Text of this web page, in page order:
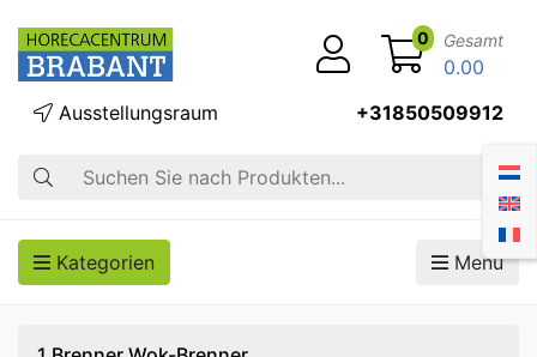
Suche
Ausstellungsraum +31850509912
0 Gesamt
0.00
Kategorien Menü